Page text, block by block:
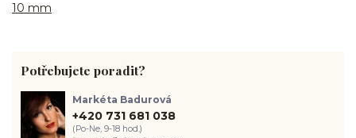
10 mm
Potřebujete poradit?
Markéta Badurová
+420 731 681 038
(Po-Ne, 9-18 hod.)